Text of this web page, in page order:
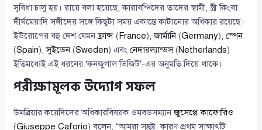
সুবিধা চালু হয়। রায়ে বলা হয়েছে, কারাবন্দিদের তাদের স্বামী, স্ত্রী কিংবা
দীর্ঘমেয়াদি সঙ্গীদের সঙ্গে কিছুটা সময় একান্তে কাটানোর অধিকার রয়েছে।
ইউরোপের বহু দেশ যেমনফ্রান্স ( France),জার্মানি(Germany),স্পেন
(Spain),সুইডেন(Sweden) এবংনেদারল্যান্ডস(Netherlands)
ইতিমধ্যেই এই ধরনের ‘কনজুগাল ভিজিট’-এর অনুমতি দিয়ে থাকে।
পরীক্ষামূলক উদ্যোগ সফল
উমব্রিয়ার কয়েদিদের অধিকারবিষয়ক ওমবডসম্যানজুসেপ্পে কাফোরিও
(Giuseppe Caforio) বলেন, “আমরা সন্তুষ্ট, কারণ প্রথম সাক্ষাৎটি